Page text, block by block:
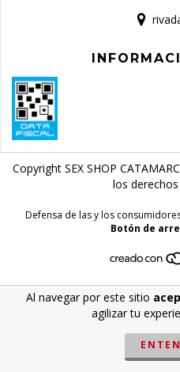
Al navegar por este sitio
agilizar tu
Copyright SEX SHOP
los
Defensa de las y los
Botón de